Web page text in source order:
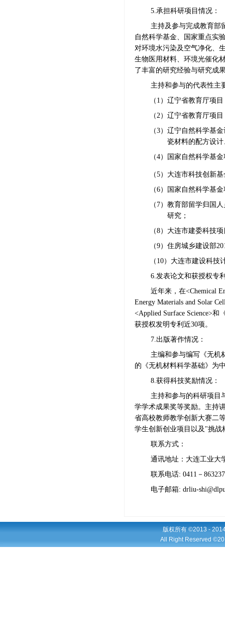
5.承担科研项目情况：
主持及参与完成教育部
自然科学基金、国家重点实
对环境水污染及空气净化、
生物医用材料、环境光催化
了丰富的研究经验与研究成
主持和参与的代表性主
（1）辽宁省教育厅项
（2）辽宁省教育厅项
（3）辽宁自然科学基
瓷材料的配方设
（4）
国家自然科学基
（5）大连市科技创新
（6）
国家自然科学基
（7）教育部留学归国
研究；
（8）大连市建委科技
（9）住房城乡建设部
（10） 大连市建设科技
6.发表论文和获授权专
近年来，在<Chemical
Energy Materials and Solar
<Applied Surface Science>
获授权发明专利近30项。
7.出版著作情况：
主编和参与编写《无机
的《无机材料科学基础》为
8.获得科技奖励情况：
主持和参与的科研项目
学学术成果奖等奖励。主持
省高校教师教学创新大赛二
学生创新创业项目以及 "挑战
联系方式：
通讯地址：大连工业大
联系电话: 0411－
电子邮箱: drliu-
版权所有 ©2013 -
All Right Reserved